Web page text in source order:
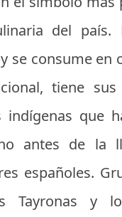
del país.
se consume en
tiene
indígenas que
antes de la
españoles.
Tayronas y